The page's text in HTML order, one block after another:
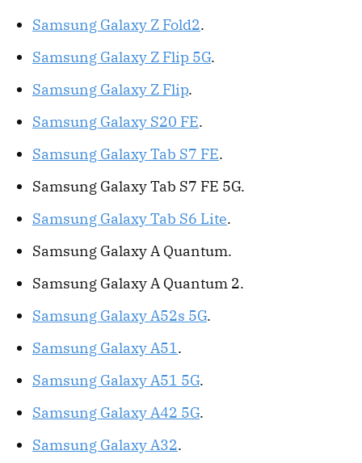
Samsung Galaxy Z Fold2.
Samsung Galaxy Z Flip 5G.
Samsung Galaxy Z Flip.
Samsung Galaxy S20 FE.
Samsung Galaxy Tab S7 FE.
Samsung Galaxy Tab S7 FE 5G.
Samsung Galaxy Tab S6 Lite.
Samsung Galaxy A Quantum.
Samsung Galaxy A Quantum 2.
Samsung Galaxy A52s 5G.
Samsung Galaxy A51.
Samsung Galaxy A51 5G.
Samsung Galaxy A42 5G.
Samsung Galaxy A32.